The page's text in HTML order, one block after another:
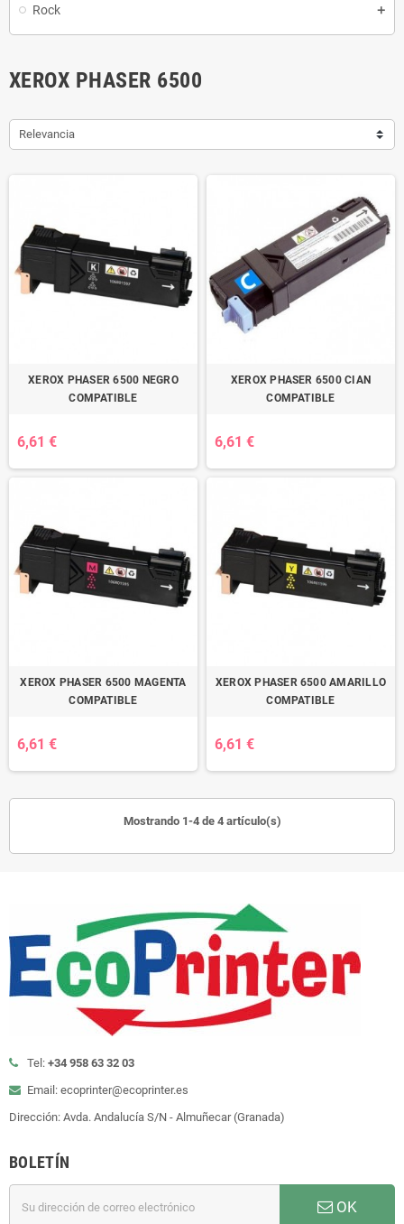
Rock
XEROX PHASER 6500
Relevancia
XEROX PHASER 6500 NEGRO
COMPATIBLE
6,61 €
XEROX PHASER 6500 CIAN
COMPATIBLE
6,61 €
XEROX PHASER 6500 MAGENTA
COMPATIBLE
6,61 €
XEROX PHASER 6500 AMARILLO
COMPATIBLE
6,61 €
Mostrando 1-4 de 4 artículo(s)
Tel: +34 958 63 32 03
Email: ecoprinter@ecoprinter.es
Dirección: Avda. Andalucía S/N - Almuñecar (Granada)
BOLETÍN
OK